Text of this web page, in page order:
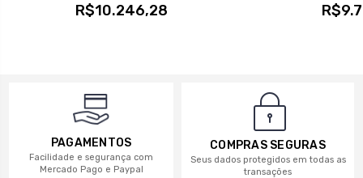
R$10.246,28
PAGAMENTOS
Facilidade e segurança com
Mercado Pago e Paypal
COMPRAS SEGURAS
Seus dados protegidos em todas as
transações